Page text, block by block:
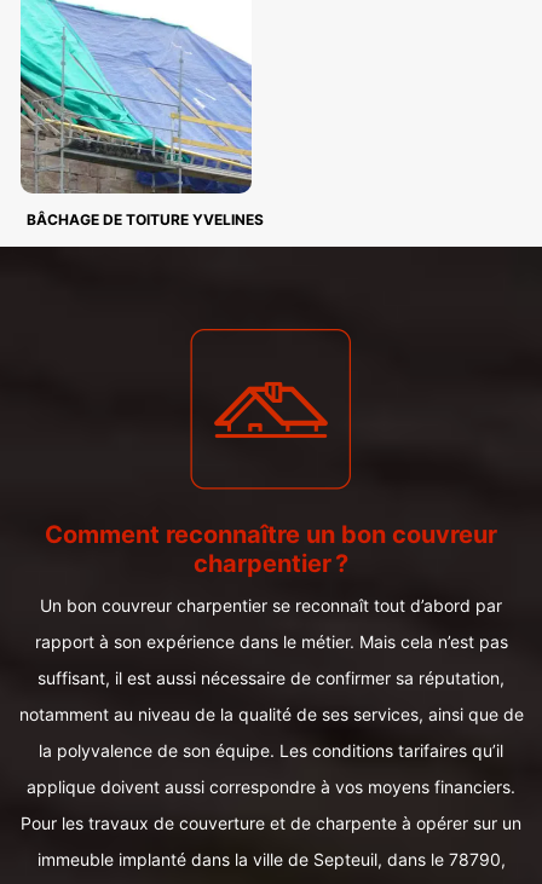
BÂCHAGE DE TOITURE YVELINES
Comment reconnaître un bon couvreur
charpentier ?
Un bon couvreur charpentier se reconnaît tout d’abord par
rapport à son expérience dans le métier. Mais cela n’est pas
suffisant, il est aussi nécessaire de confirmer sa réputation,
notamment au niveau de la qualité de ses services, ainsi que de
la polyvalence de son équipe. Les conditions tarifaires qu’il
applique doivent aussi correspondre à vos moyens financiers.
Pour les travaux de couverture et de charpente à opérer sur un
immeuble implanté dans la ville de Septeuil, dans le 78790,